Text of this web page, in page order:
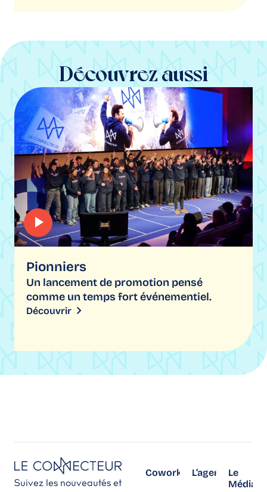
Découvrez aussi
Pionniers
Un lancement de promotion pensé
comme un temps fort événementiel.
Découvrir
Suivez les nouveautés et
CoworkingL’agendaLe
Média